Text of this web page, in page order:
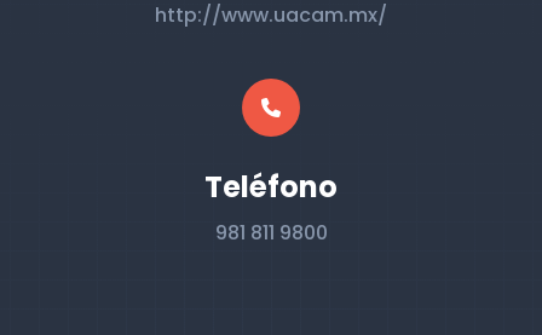
http://www.uacam.mx/
Teléfono
981 811 9800